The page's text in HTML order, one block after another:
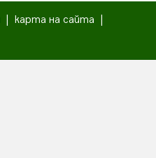
карта на сайта